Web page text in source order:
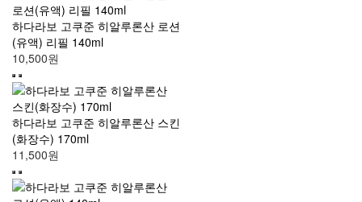
하다라보 고쿠준 히알루론산 로션
(유액) 리필 140ml
10,500원
하다라보 고쿠준 히알루론산 스킨
(화장수) 170ml
11,500원